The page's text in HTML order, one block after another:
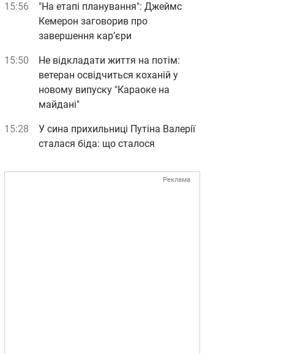
15:56
"На етапі планування": Джеймс
Кемерон заговорив про
завершення кар’єри
15:50
Не відкладати життя на потім:
ветеран освідчиться коханій у
новому випуску "Караоке на
майдані"
15:28
У сина прихильниці Путіна Валерії
сталася біда: що сталося
Реклама